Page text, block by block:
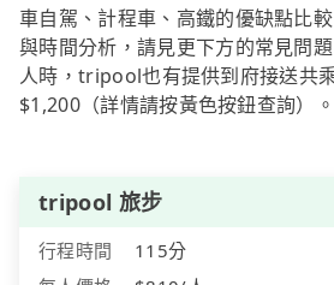
車自駕、計程車、高鐵的優缺點比
與時間分析，請見更下方的常見問
人時，tripool也有提供到府接送共
$1,200（詳情請按黃色按鈕查詢）。
tripool 旅步
行程時間
115分